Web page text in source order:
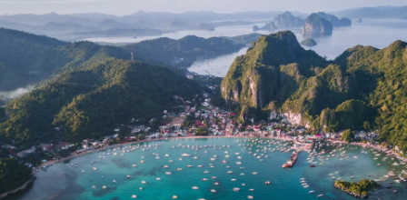
Zzp'ers internationaal onboarden en beheren
PEO
Ingewikkelde HR-taken eenvoudig uitbesteden
INFRASTRUCTUUR
Remote Embedded
HR naadloos in workflows integreren
GROEIFASE
Start-ups
Flexibele global HR en payroll solutions voor groeiende
bedrijven
Mid-market
Teams uitbreiden met HR solutions op maat
Betalingscalculator voor zzp'ers
Ontdek valuta-opties en betaalsnelheden voor
internationale zzp'ers
LEREN MET REMOTE
Onderzoek en gidsen
Casestudy's
Nederlands
Français
Deutsch
Español
Inloggen